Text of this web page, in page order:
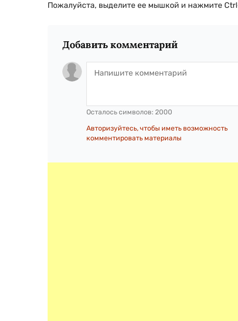
Пожалуйста, выделите ее мышкой и нажмите
Добавить комментарий
Осталось символов: 2000
Авторизуйтесь, чтобы иметь возможность
комментировать материалы